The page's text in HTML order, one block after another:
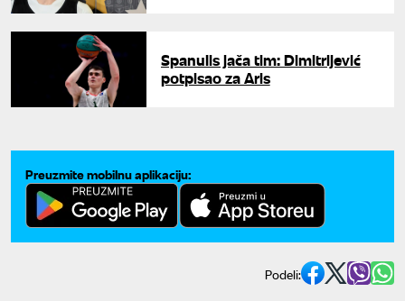
Spanulis jača tim: Dimitrijević
potpisao za Aris
Preuzmite mobilnu aplikaciju:
Podeli: